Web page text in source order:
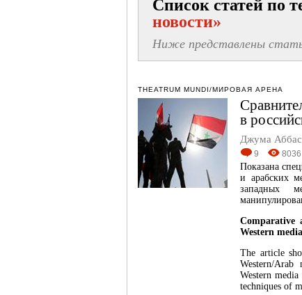
Список статей по
новости»
Ниже представлены
THEATRUM MUNDI/МИРОВАЯ АРЕНА
в
Джума
9 8036
Показана
и арабских
западных
Comparative
Western media
The article
Western/Arab
Western
techniques of